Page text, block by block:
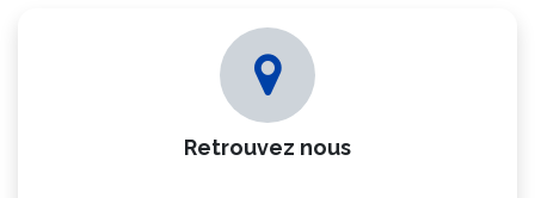
Retrouvez nous